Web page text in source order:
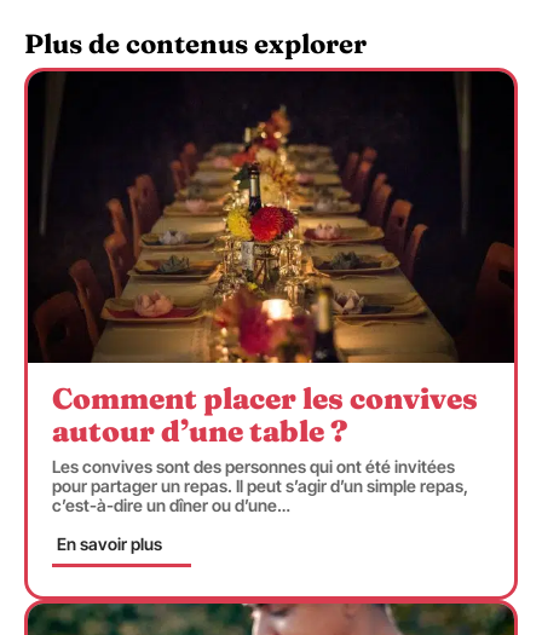
Plus de contenus explorer
Comment placer les convives
autour d’une table ?
Les convives sont des personnes qui ont été invitées
pour partager un repas. Il peut s’agir d’un simple repas,
c’est-à-dire un dîner ou d’une…
En savoir plus